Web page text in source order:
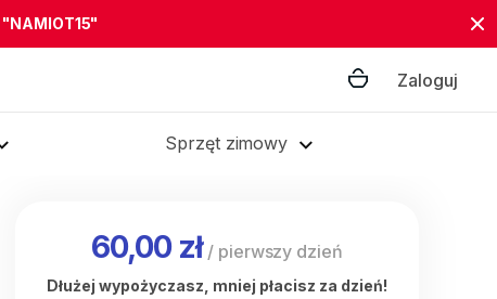
"NAMIOT15"
Zaloguj
Sprzęt zimowy
60,00 zł/ pierwszy dzień
Dłużej wypożyczasz, mniej płacisz za dzień!